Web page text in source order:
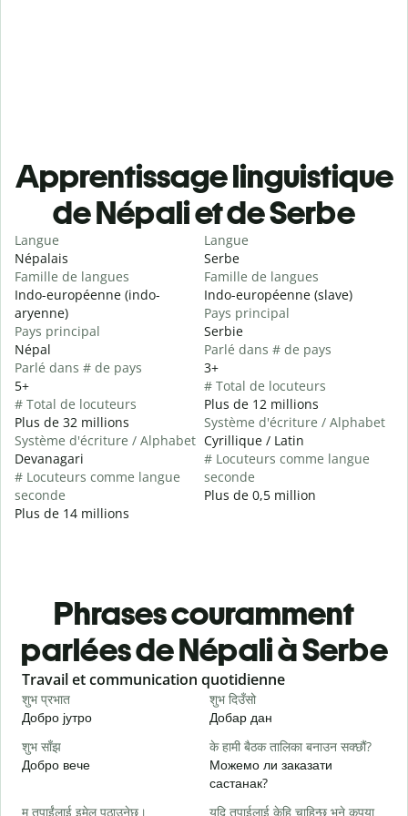
Apprentissage linguistique
de Népali et de Serbe
Langue
Népalais
Famille de langues
Indo-européenne (indo-
aryenne)
Pays principal
Népal
Parlé dans # de pays
5+
# Total de locuteurs
Plus de 32 millions
Système d'écriture / Alphabet
Devanagari
# Locuteurs comme langue
seconde
Plus de 14 millions
Langue
Serbe
Famille de langues
Indo-européenne (slave)
Pays principal
Serbie
Parlé dans # de pays
3+
# Total de locuteurs
Plus de 12 millions
Système d'écriture / Alphabet
Cyrillique / Latin
# Locuteurs comme langue
seconde
Plus de 0,5 million
Phrases couramment
parlées de Népali à Serbe
Slide 1 of 6
Travail et communication quotidienne
शुभ प्रभात
Добро јутро
शुभ दिउँसो
Добар дан
शुभ साँझ
Добро вече
के हामी बैठक तालिका बनाउन सक्छौं?
Можемо ли заказати
састанак?
म तपाईंलाई इमेल पठाउनेछु।
यदि तपाईलाई केहि चाहिन्छ भने कृपया